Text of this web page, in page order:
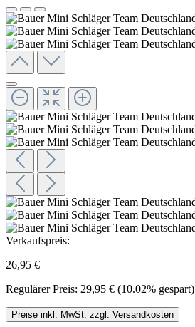
Verkaufspreis:
26,95 €
Regulärer Preis: 29,95 € (10.02% gespart)
Preise inkl. MwSt. zzgl. Versandkosten